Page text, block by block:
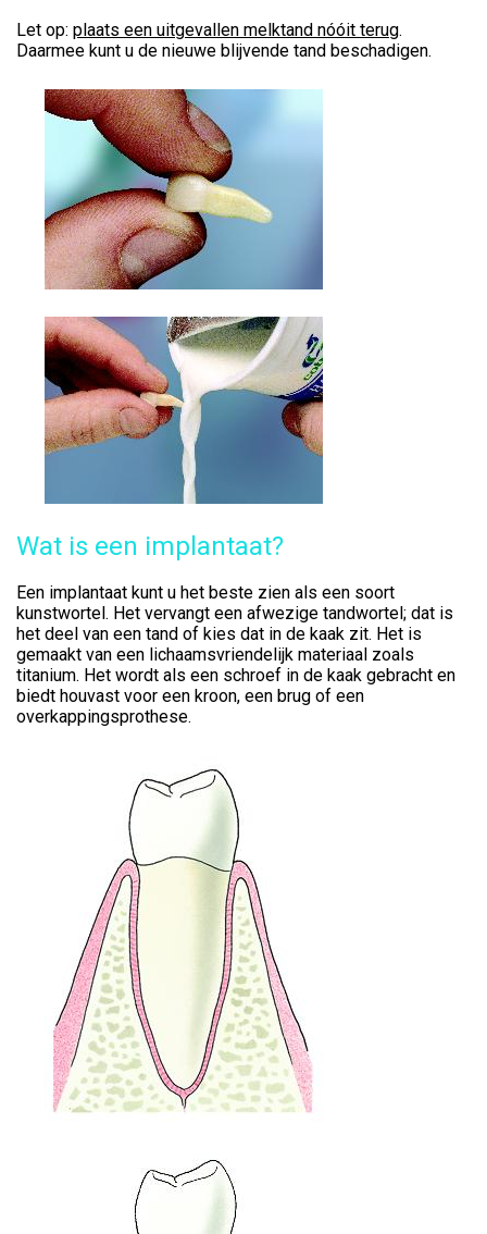
Let op: plaats een uitgevallen melktand nóóit terug.
Daarmee kunt u de nieuwe blijvende tand beschadigen.
Wat is een implantaat?
Een implantaat kunt u het beste zien als een soort
kunstwortel. Het vervangt een afwezige tandwortel; dat is
het deel van een tand of kies dat in de kaak zit. Het is
gemaakt van een lichaamsvriendelijk materiaal zoals
titanium. Het wordt als een schroef in de kaak gebracht en
biedt houvast voor een kroon, een brug of een
overkappingsprothese.